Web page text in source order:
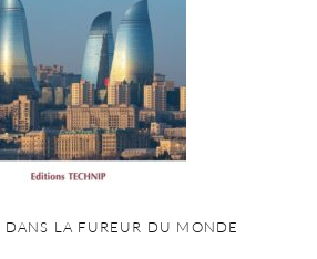
LA FUREUR DU MONDE